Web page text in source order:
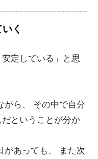
く
定している」と思
がら、 その中で自分
ということが分か
があっても、 また次